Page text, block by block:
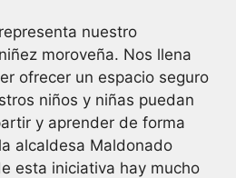
nuestro
moroveña. Nos llena
ofrecer un espacio seguro
niños y niñas puedan
y aprender de forma
alcaldesa Maldonado
esta iniciativa hay mucho